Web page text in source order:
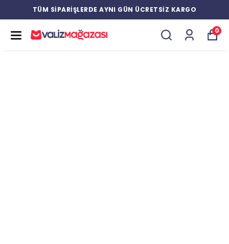
TÜM SİPARİŞLERDE AYNI GÜN ÜCRETSİZ KARGO
0